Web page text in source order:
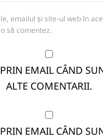
emailul și site-ul web în
să comentez.
EMAIL CÂND
ALTE COMENTARII.
EMAIL CÂND